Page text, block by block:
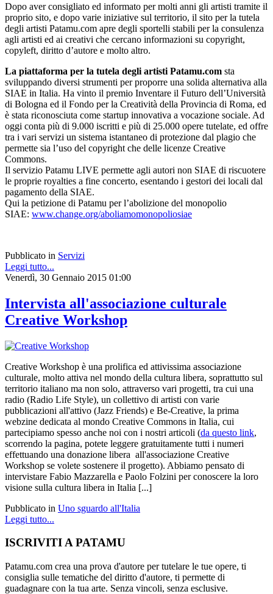
Dopo aver consigliato ed informato per molti anni gli artisti tramite il
proprio sito, e dopo varie iniziative sul territorio, il sito per la tutela
degli artisti Patamu.com apre degli sportelli stabili per la consulenza
agli artisti ed ai creativi che cercano informazioni su copyright,
copyleft, diritto d’autore e molto altro.
La piattaforma per la tutela degli artisti Patamu.com sta
sviluppando diversi strumenti per proporre una solida alternativa alla
SIAE in Italia. Ha vinto il premio Inventare il Futuro dell’Università
di Bologna ed il Fondo per la Creatività della Provincia di Roma, ed
è stata riconosciuta come startup innovativa a vocazione sociale. Ad
oggi conta più di 9.000 iscritti e più di 25.000 opere tutelate, ed offre
tra i vari servizi un sistema istantaneo di protezione dal plagio che
permette sia l’uso del copyright che delle licenze Creative
Commons.
Il servizio Patamu LIVE permette agli autori non SIAE di riscuotere
le proprie royalties a fine concerto, esentando i gestori dei locali dal
pagamento della SIAE.
Qui la petizione di Patamu per l’abolizione del monopolio
SIAE: www.change.org/aboliamomonopoliosiae
Pubblicato in Servizi
Leggi tutto...
Venerdì, 30 Gennaio 2015 01:00
Intervista all'associazione culturale
Creative Workshop
Creative Workshop è una prolifica ed attivissima associazione
culturale, molto attiva nel mondo della cultura libera, soprattutto sul
territorio italiano ma non solo, attraverso vari progetti, tra cui una
radio (Radio Life Style), un collettivo di artisti con varie
pubblicazioni all'attivo (Jazz Friends) e Be-Creative, la prima
webzine dedicata al mondo Creative Commons in Italia, cui
partecipiamo spesso anche noi con i nostri articoli (da questo link,
scorrendo la pagina, potete leggere gratuitamente tutti i numeri
effettuando una donazione libera all'associazione Creative
Workshop se volete sostenere il progetto). Abbiamo pensato di
intervistare Fabio Mazzarella e Paolo Folzini per conoscere la loro
visione sulla cultura libera in Italia [...]
Pubblicato in Uno sguardo all'Italia
Leggi tutto...
ISCRIVITI A PATAMU
Patamu.com crea una prova d'autore per tutelare le tue opere, ti
consiglia sulle tematiche del diritto d'autore, ti permette di
guadagnare con la tua arte. Senza vincoli, senza esclusive.